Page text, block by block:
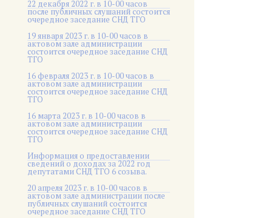
22 декабря 2022 г. в 10-00 часов
после публичных слушаний состоится
очередное заседание СНД ТГО
19 января 2023 г. в 10-00 часов в
актовом зале администрации
состоится очередное заседание СНД
ТГО
16 февраля 2023 г. в 10-00 часов в
актовом зале администрации
состоится очередное заседание СНД
ТГО
16 марта 2023 г. в 10-00 часов в
актовом зале администрации
состоится очередное заседание СНД
ТГО
Информация о предоставлении
сведений о доходах за 2022 год
депутатами СНД ТГО 6 созыва.
20 апреля 2023 г. в 10-00 часов в
актовом зале администрации после
публичных слушаний состоится
очередное заседание СНД ТГО